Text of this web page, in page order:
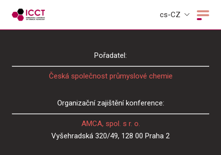
cs-CZ
Pořadatel:
Česká společnost průmyslové chemie
Organizační zajištění konference:
AMCA, spol. s r. o.
Vyšehradská 320/49, 128 00 Praha 2